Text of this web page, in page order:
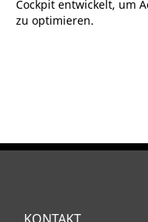
Cockpit entwickelt, um
zu optimieren.